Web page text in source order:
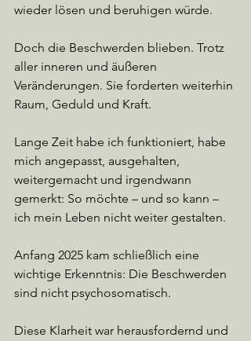
wieder lösen und beruhigen würde.
Doch die Beschwerden blieben. Trotz
aller inneren und äußeren
Veränderungen. Sie forderten weiterhin
Raum, Geduld und Kraft.
Lange Zeit habe ich funktioniert, habe
mich angepasst, ausgehalten,
weitergemacht und irgendwann
gemerkt: So möchte – und so kann –
ich mein Leben nicht weiter gestalten.
Anfang 2025 kam schließlich eine
wichtige Erkenntnis: Die Beschwerden
sind nicht psychosomatisch.
Diese Klarheit war herausfordernd und